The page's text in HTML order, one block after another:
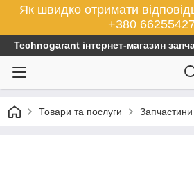
Як швидко отримати
+380
Technogarant інтернет-магазин
Товари та послуги Запчастини